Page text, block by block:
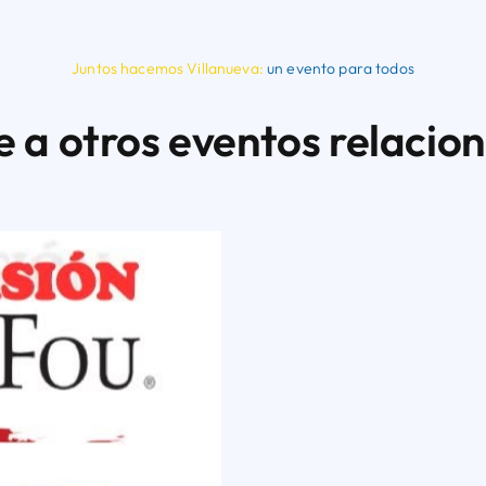
Juntos hacemos Villanueva: un evento para todos
a otros eventos